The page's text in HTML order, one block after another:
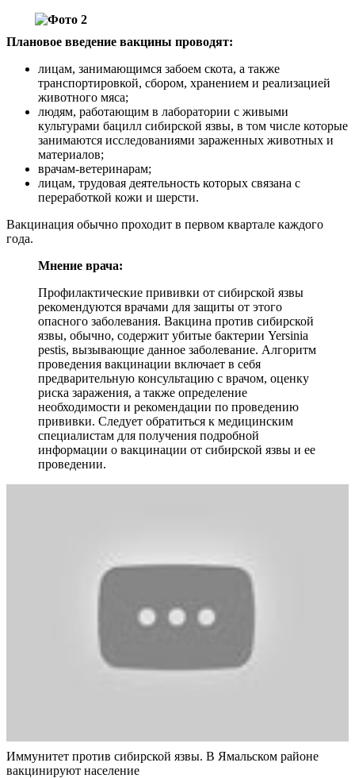
Плановое введение вакцины проводят:
лицам, занимающимся забоем скота, а также
транспортировкой, сбором, хранением и реализацией
животного мяса;
людям, работающим в лаборатории с живыми
культурами бацилл сибирской язвы, в том числе которые
занимаются исследованиями зараженных животных и
материалов;
врачам-ветеринарам;
лицам, трудовая деятельность которых связана с
переработкой кожи и шерсти.
Вакцинация обычно проходит в первом квартале каждого
года.
Мнение врача:
Профилактические прививки от сибирской язвы
рекомендуются врачами для защиты от этого
опасного заболевания. Вакцина против сибирской
язвы, обычно, содержит убитые бактерии Yersinia
pestis, вызывающие данное заболевание. Алгоритм
проведения вакцинации включает в себя
предварительную консультацию с врачом, оценку
риска заражения, а также определение
необходимости и рекомендации по проведению
прививки. Следует обратиться к медицинским
специалистам для получения подробной
информации о вакцинации от сибирской язвы и ее
проведении.
Иммунитет против сибирской язвы. В Ямальском районе
вакцинируют население